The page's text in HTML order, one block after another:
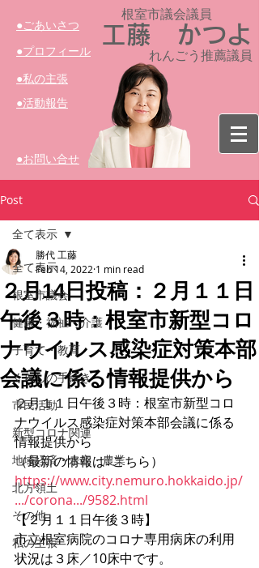
​●ごあいさつ
​●プロフィール
​●活動報告
​●私の主張
​●お問い合せ
工藤 かつよ
根室市議会議員​
れんごう推薦議員
Post
全て表示
根室市議会
健康・福祉・介護
子育て・教育
くらしの手続き
市民活動
新型コロナ関連
地域経済・水産・農業
北方領土
その他
私の主張
全て表示
２月14日投稿：２月１１日
午後３時：根室市新型コロ
ナウイルス感染症対策本部
会議に係る情報提供から
勝代 工藤
Feb 14, 2022 1 min read
２月１１日午後３時：根室市新型コロ
ナウイルス感染症対策本部会議に係る
情報提供から
（最新の情報は↓こちら）
https://www.city.nemuro.hokkaido.jp/
.../corona.../9582.html
【２月１１日午後３時】
市立根室病院のコロナ専用病床の利用
状況は３床／10床中です。